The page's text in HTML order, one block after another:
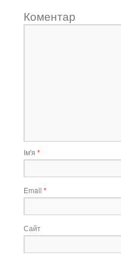
Коментар
Ім'я *
Email *
Сайт